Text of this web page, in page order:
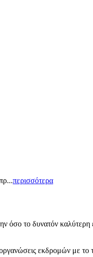
περισσότερα
όσο το δυνατόν
εκδρομών με το